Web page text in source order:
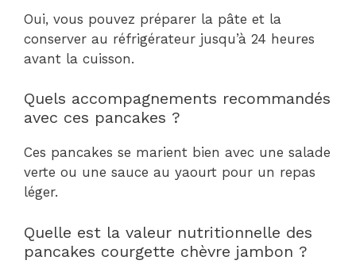
Oui, vous pouvez préparer la pâte et la
conserver au réfrigérateur jusqu’à 24 heures
avant la cuisson.
Quels accompagnements recommandés
avec ces pancakes ?
Ces pancakes se marient bien avec une salade
verte ou une sauce au yaourt pour un repas
léger.
Quelle est la valeur nutritionnelle des
pancakes courgette chèvre jambon ?